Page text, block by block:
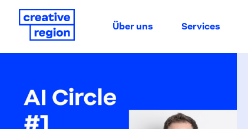
Über uns Services